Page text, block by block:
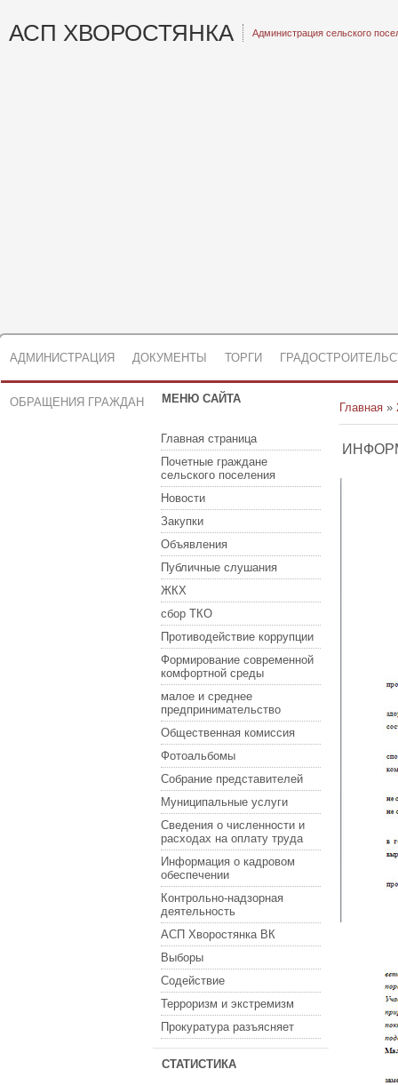
АСП ХВОРОСТЯНКА Администрация сельского
АДМИНИСТРАЦИЯ ДОКУМЕНТЫ ТОРГИ
ОБРАЩЕНИЯ ГРАЖДАН МЕНЮ САЙТА
Главная страница
Почетные граждане
сельского поселения
Новости
Закупки
Объявления
Публичные слушания
ЖКХ
сбор ТКО
Противодействие коррупции
Формирование современной
комфортной среды
малое и среднее
предпринимательство
Общественная комиссия
Фотоальбомы
Собрание представителей
Муниципальные услуги
Сведения о численности и
расходах на оплату труда
Информация о кадровом
обеспечении
Контрольно-надзорная
деятельность
АСП Хворостянка ВК
Выборы
Содействие
Терроризм и экстремизм
Прокуратура разъясняет
СТАТИСТИКА
Главная »